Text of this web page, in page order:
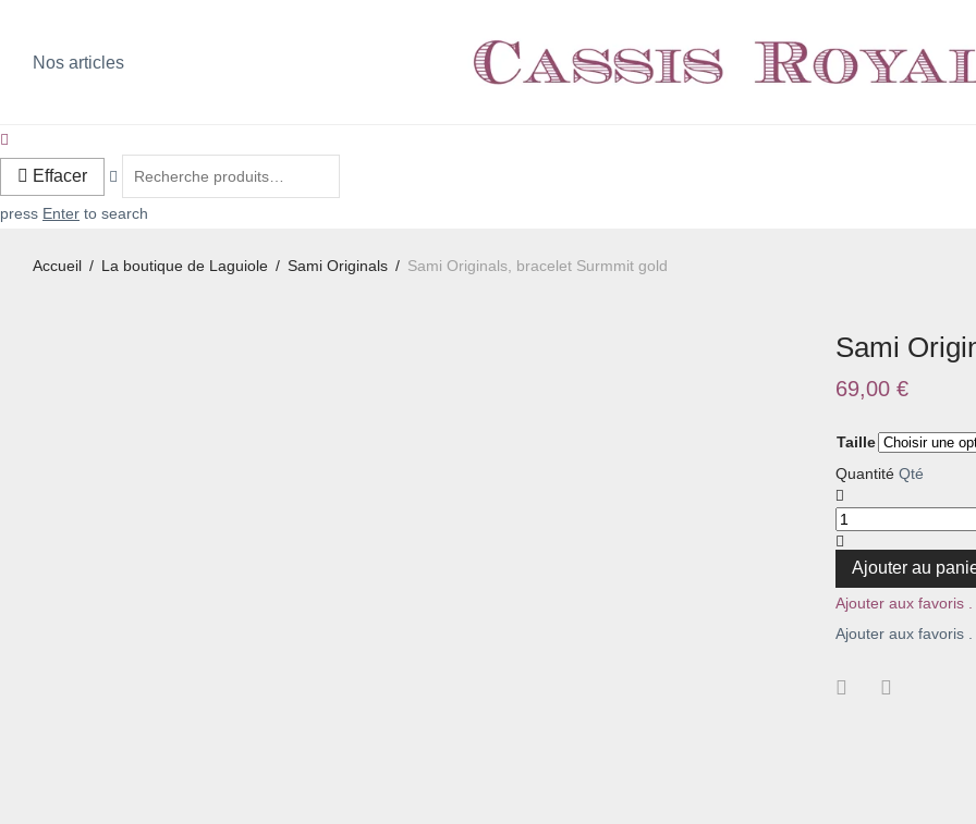
Nos articles
Effacer
press Enter to search
Accueil / La boutique de Laguiole / Sami Originals / Sami Originals, bracelet Surmmit gold
Sami
69,00 €
Taille
Quantité Qté
Ajouter au
Ajouter aux favoris .
Ajouter aux favoris .